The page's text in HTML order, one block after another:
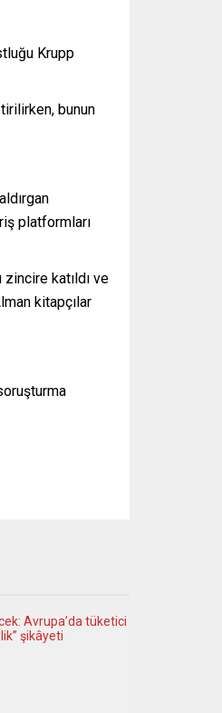
Krupp
bunun
platformları
katıldı ve
kitapçılar